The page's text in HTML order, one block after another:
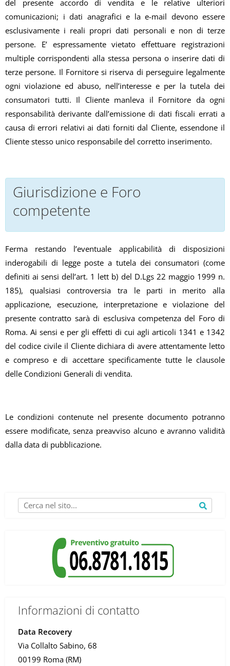
del presente accordo di vendita e le relative ulteriori
comunicazioni; i dati anagrafici e la e-mail devono essere
esclusivamente i reali propri dati personali e non di terze
persone. E’ espressamente vietato effettuare registrazioni
multiple corrispondenti alla stessa persona o inserire dati di
terze persone. Il Fornitore si riserva di perseguire legalmente
ogni violazione ed abuso, nell’interesse e per la tutela dei
consumatori tutti. Il Cliente manleva il Fornitore da ogni
responsabilità derivante dall’emissione di dati fiscali errati a
causa di errori relativi ai dati forniti dal Cliente, essendone il
Cliente stesso unico responsabile del corretto inserimento.
Giurisdizione e Foro
competente
Ferma restando l’eventuale applicabilità di disposizioni
inderogabili di legge poste a tutela dei consumatori (come
definiti ai sensi dell’art. 1 lett b) del D.Lgs 22 maggio 1999 n.
185), qualsiasi controversia tra le parti in merito alla
applicazione, esecuzione, interpretazione e violazione del
presente contratto sarà di esclusiva competenza del Foro di
Roma. Ai sensi e per gli effetti di cui agli articoli 1341 e 1342
del codice civile il Cliente dichiara di avere attentamente letto
e compreso e di accettare specificamente tutte le clausole
delle Condizioni Generali di vendita.
Le condizioni contenute nel presente documento potranno
essere modificate, senza preavviso alcuno e avranno validità
dalla data di pubblicazione.
Informazioni di contatto
Data Recovery
Via Collalto Sabino, 68
00199 Roma (RM)